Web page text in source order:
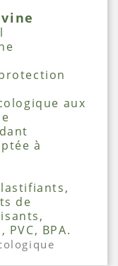
aux
à
de
BPA.